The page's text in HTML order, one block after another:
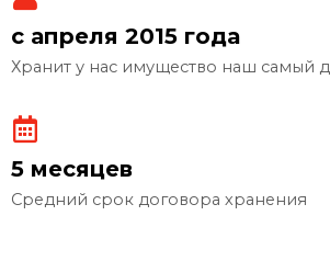
с апреля 2015 года
Хранит у нас имущество наш самый
5 месяцев
Средний срок договора хранения